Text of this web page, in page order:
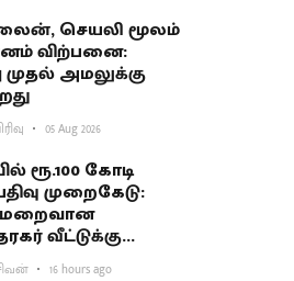
செயலி மூலம்
விற்பனை:
அமலுக்கு
05 Aug 2026
ரூ.100 கோடி
முறைகேடு:
வீட்டுக்கு
‘சீல்’16 hours ago